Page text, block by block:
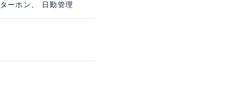
ーホン、 日勤管理